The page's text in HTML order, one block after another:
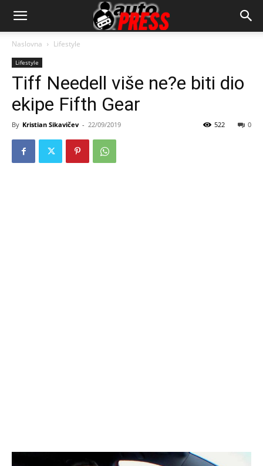
AutopressHR
Naslovna Lifestyle
Lifestyle
Tiff Needell više ne?e biti dio
ekipe Fifth Gear
By Kristian Sikavičev - 22/09/2019 0
522